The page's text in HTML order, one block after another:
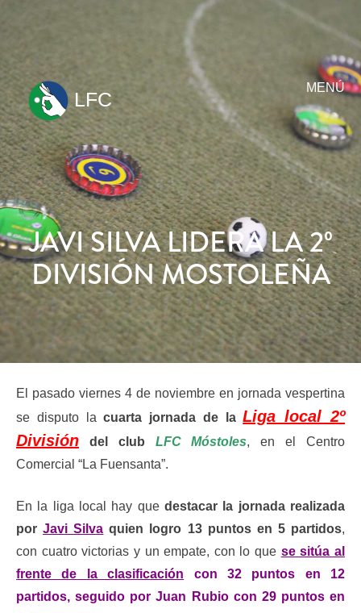
MENÚ
ir
al
contenido
LFC
JAVI SILVA LIDERA LA 2º
DIVISIÓN MOSTOLEÑA
El pasado viernes 4 de noviembre en jornada vespertina
se disputo lacuarta jornada de laLiga local 2º
División del club LFC Móstoles, en el Centro
Comercial “La Fuensanta”.
En la liga local hay que destacar la jornada realizada
porJavi Silva quien logro 13 puntos en 5 partidos,
con cuatro victorias y un empate, con lo que se sitúa al
frente de la clasificación con 32 puntos en 12
partidos, seguido por Juan Rubio con 29 puntos en